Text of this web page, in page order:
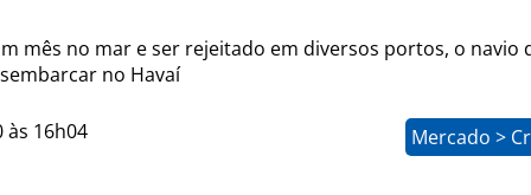
mês no mar e ser rejeitado em diversos portos, o navio
no Havaí
às 16h04 Mercado >